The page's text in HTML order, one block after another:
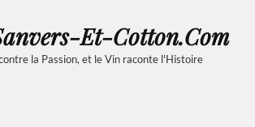
Et-Cotton.com
la Passion, et le Vin raconte l'Histoire